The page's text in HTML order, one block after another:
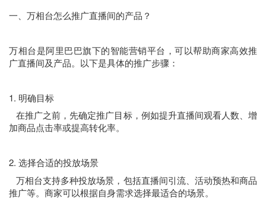
一、万相台怎么推广直播间的产品？
万相台是阿里巴巴旗下的智能营销平台，可以帮助商家高效推
广直播间及产品。以下是具体的推广步骤：
1. 明确目标
在推广之前，先确定推广目标，例如提升直播间观看人数、增
加商品点击率或提高转化率。
2. 选择合适的投放场景
万相台支持多种投放场景，包括直播间引流、活动预热和商品
推广等。商家可以根据自身需求选择最适合的场景。